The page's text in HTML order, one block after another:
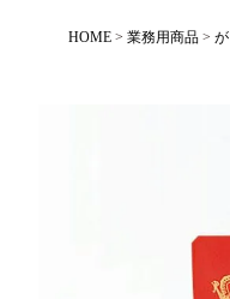
HOME 業務用商品